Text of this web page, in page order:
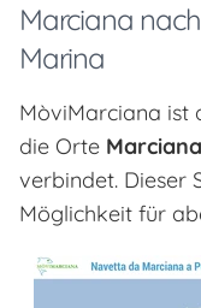
Marciana
Marina
MòviMarciana ist
die Orte
verbindet. Dieser
Möglichkeit für